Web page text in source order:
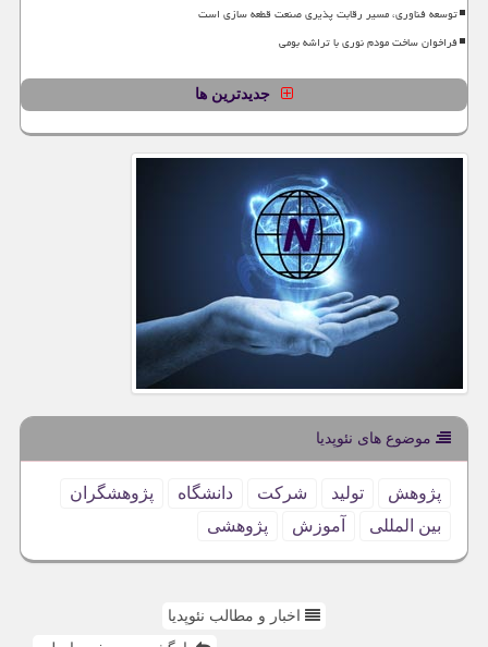
توسعه فناوری، مسیر رقابت پذیری صنعت قطعه سازی است
فراخوان ساخت مودم نوری با تراشه بومی
جدیدترین ها
موضوع های نئوپدیا
پژوهش تولید شركت دانشگاه
پژوهشگران
بین المللی
آموزش پژوهشی
اخبار و مطالب نئوپدیا